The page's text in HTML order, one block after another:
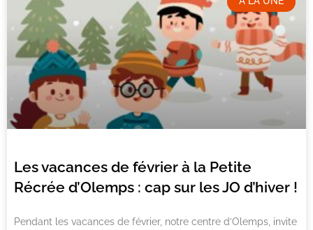
Les vacances de février à la Petite
Récrée d’Olemps : cap sur les JO d’hiver !
Pendant les vacances de février, notre centre d’Olemps, invite